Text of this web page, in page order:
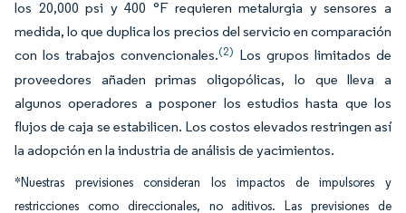
los 20,000 psi y 400 °F requieren metalurgia y sensores a
medida, lo que duplica los precios del servicio en comparación
con los trabajos convencionales.(2) Los grupos limitados de
proveedores añaden primas oligopólicas, lo que lleva a
algunos operadores a posponer los estudios hasta que los
flujos de caja se estabilicen. Los costos elevados restringen así
la adopción en la industria de análisis de yacimientos.
*Nuestras previsiones consideran los impactos de impulsores y
restricciones como direccionales, no aditivos. Las previsiones de